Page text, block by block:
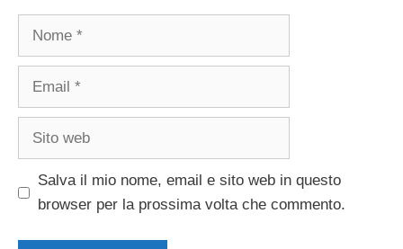
Nome
Email
Sito
Salva il mio nome, email e sito web in questo
browser per la prossima volta che commento.